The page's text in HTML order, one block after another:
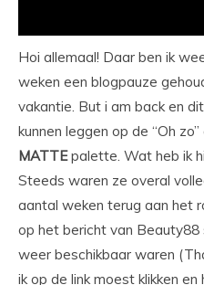
Hoi allemaal! Daar ben ik
weken een blogpauze
vakantie. But i am back en
kunnen leggen op de “Oh
MATTEpalette. Wat heb ik
Steeds waren ze overal
aantal weken terug aan het
op het bericht van
weer beschikbaar waren
ik op de link moest klikken